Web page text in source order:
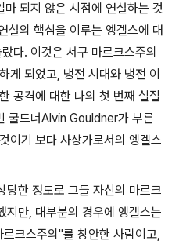
되지 않은 시점에 연설하는 것
설의 핵심을 이루는 엥겔스에 대
다. 이것은 서구 마르크스주의
게 되었고, 냉전 시대와 냉전 이
공격에 대한 나의 첫 번째 실질
굴드너Alvin Gouldner가 부른
이기 보다 사상가로서의 엥겔스
당한 정도로 그들 자신의 마르크
지만, 대부분의 경우에 엥겔스는
르크스주의 "를 창안한 사람이고,